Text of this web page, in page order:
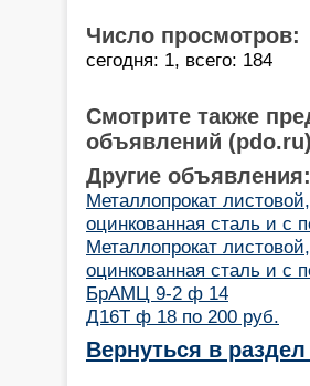
Число просмотров:
сегодня: 1, всего: 184
Смотрите также
объявлений
Другие объявления:
Металлопрокат
оцинкованная сталь и с
Металлопрокат
оцинкованная сталь и с
БрАМЦ 9-2 ф 14
Д16Т ф 18 по 200 руб.
Вернуться в